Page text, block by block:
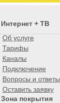
Интернет + ТВ
Об услуге
Тарифы
Каналы
Подключение
Вопросы и ответы
Оставить заявку
Зона покрытия